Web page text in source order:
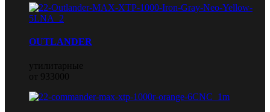
OUTLANDER
утилитарные
от 933000